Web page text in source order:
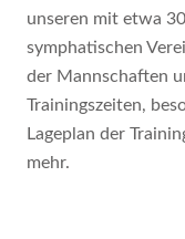
unseren mit etwa
symphatischen
der Mannschaften
Trainingszeiten,
Lageplan der
mehr.